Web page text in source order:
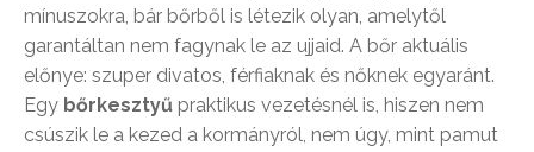
mínuszokra, bár bőrből is létezik olyan, amelytől
garantáltan nem fagynak le az ujjaid. A bőr aktuális
előnye: szuper divatos, férfiaknak és nőknek egyaránt.
Egy bőrkesztyű praktikus vezetésnél is, hiszen nem
csúszik le a kezed a kormányról, nem úgy, mint pamut